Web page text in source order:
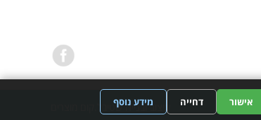
עיצוב ובנייה שטיבל.קום אישור דחייה מידע נוסף